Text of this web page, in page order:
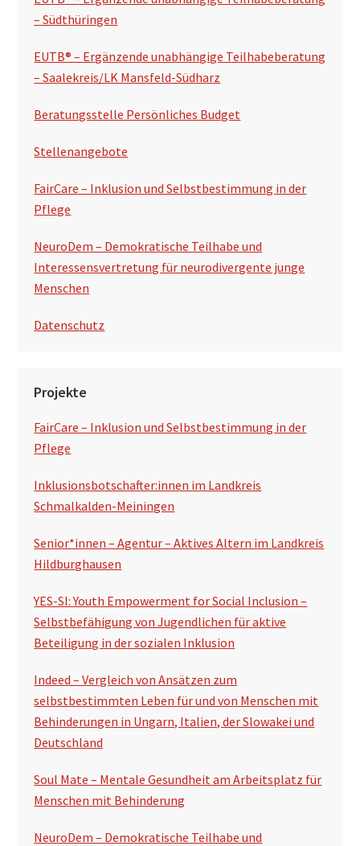
– Südthüringen
EUTB® – Ergänzende unabhängige Teilhabeberatung
– Saalekreis/LK Mansfeld-Südharz
Beratungsstelle Persönliches Budget
Stellenangebote
FairCare – Inklusion und Selbstbestimmung in der
Pflege
NeuroDem – Demokratische Teilhabe und
Interessensvertretung für neurodivergente junge
Menschen
Datenschutz
Projekte
FairCare – Inklusion und Selbstbestimmung in der
Pflege
Inklusionsbotschafter:innen im Landkreis
Schmalkalden-Meiningen
Senior*innen – Agentur – Aktives Altern im Landkreis
Hildburghausen
YES-SI: Youth Empowerment for Social Inclusion –
Selbstbefähigung von Jugendlichen für aktive
Beteiligung in der sozialen Inklusion
Indeed – Vergleich von Ansätzen zum
selbstbestimmten Leben für und von Menschen mit
Behinderungen in Ungarn, Italien, der Slowakei und
Deutschland
Soul Mate – Mentale Gesundheit am Arbeitsplatz für
Menschen mit Behinderung
NeuroDem – Demokratische Teilhabe und